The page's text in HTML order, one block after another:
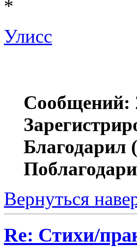
*
Улисс
Сообщений:
Благодарил
Вернуться
Re: Стихи/